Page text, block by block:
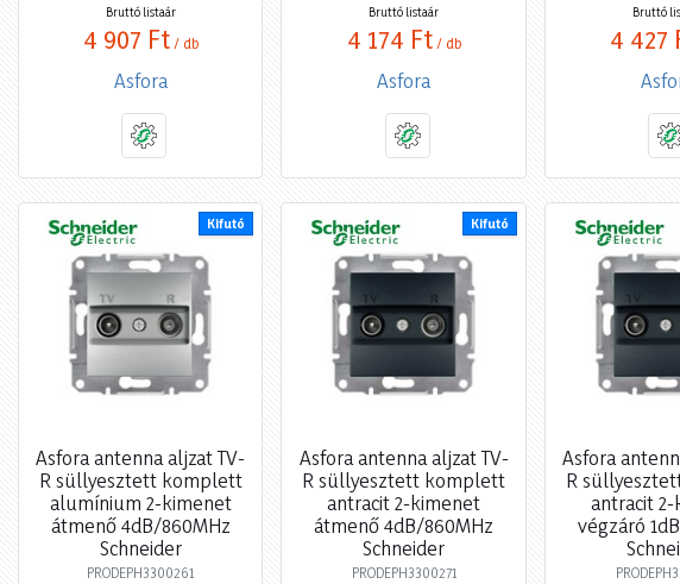
Bruttó listaár
4 907 Ft / db
Asfora
Bruttó listaár
4 174 Ft / db
Asfora
Bruttó
4 427
Kifutó
Asfora antenna aljzat TV-
R süllyesztett komplett
alumínium 2-kimenet
átmenő 4dB/860MHz
Schneider
PRODEPH3300261
Kifutó
Asfora antenna aljzat TV-
R süllyesztett komplett
antracit 2-kimenet
átmenő 4dB/860MHz
Schneider
PRODEPH3300271
Asfora
R
antracit
végzáró